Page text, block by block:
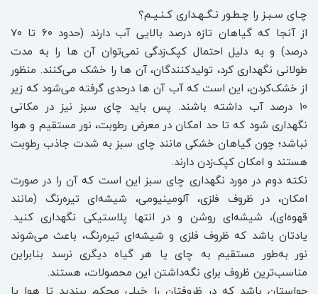
چـای سـبـز را چـطـور نـگـهـداری کـنـیـم؟
از آنجا که گیاهان تازه درصد بالایی آب دارند (حدود ۶۰ تا ۷۰
درصد) و به دلیل احتمال کپک‌زدگی نمی‌توان آن ها را به مدت
طولانی نگهداری کرد، تولیدکنندگان، آن ها را خشک می‌کنند. منظور
از خشک‌کردن، این است که آب آن ها درحدی گرفته می‌شود که زیر
۱۰ درصد آب داشته باشند. پس باید چای سبز نیز در مکانی
نگهداری شود که تا حد امکان در معرض رطوبت، نور مستقیم و هوا
نباشد؛ چون گیاهان خشکی مانند چای سبز به شدت جاذب رطوبت
هستند و امکان کپک‌زدن دارند.
نکته دوم در مورد نگهداری چای سبز این است که آن را در صورت
امکان، در ظروف فلزی، آلومینیومی، شیشه‌ای تیره‌رنگ (مانند
قهوه‌ای)، شیشه‌ای روشن و در انتها پلاستیکی نگهداری کنید.
یادتان باشد که ظروف فلزی و شیشه‌ای تیره‌رنگ، باعث می‌شوند
نور به‌طور مستقیم به چای یا هر گیاه دیگری نرسد بنابراین
مناسب‌ترین ظروف برای نگه‌داشتن این محصولات، هستند.